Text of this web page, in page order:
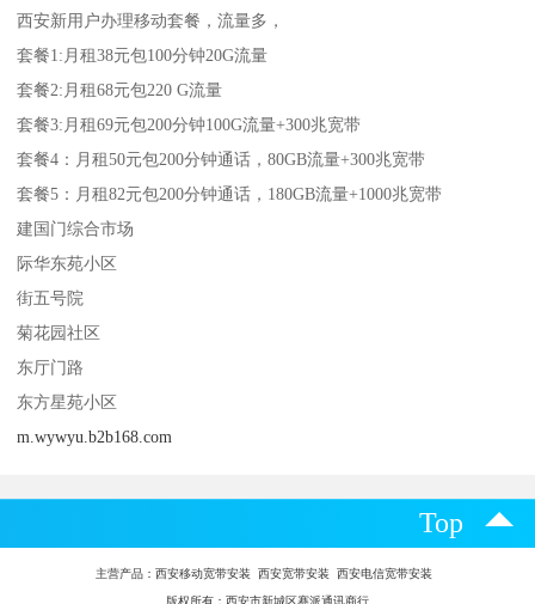
西安新用户办理移动套餐，流量多，
套餐1:月租38元包100分钟20G流量
套餐2:月租68元包220 G流量
套餐3:月租69元包200分钟100G流量+300兆宽带
套餐4：月租50元包200分钟通话，80GB流量+300兆宽带
套餐5：月租82元包200分钟通话，180GB流量+1000兆宽带
建国门综合市场
际华东苑小区
街五号院
菊花园社区
东厅门路
东方星苑小区
m.wywyu.b2b168.com
Top
主营产品： 西安移动宽带安装 西安宽带安装 西安电信宽带安装